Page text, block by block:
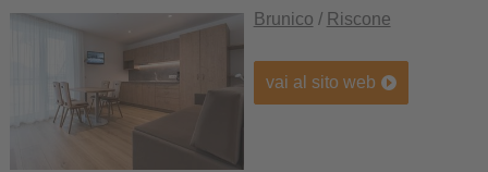
Brunico / Riscone
vai al sito web